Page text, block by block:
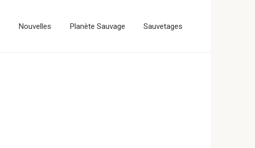
Nouvelles Planète Sauvage Sauvetages